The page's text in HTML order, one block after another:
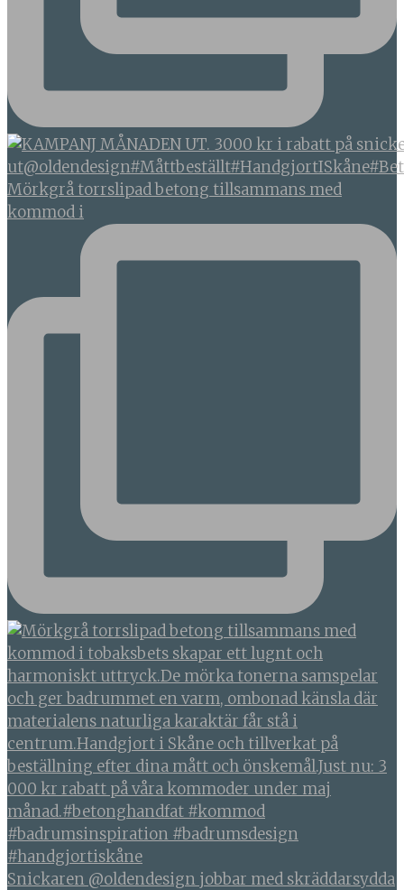
Mörkgrå torrslipad betong tillsammans med
kommod i
Snickaren @oldendesign jobbar med skräddarsydda